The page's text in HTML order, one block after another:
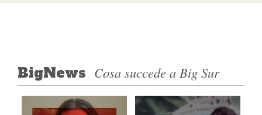
BigNews Cosa succede a Big Sur